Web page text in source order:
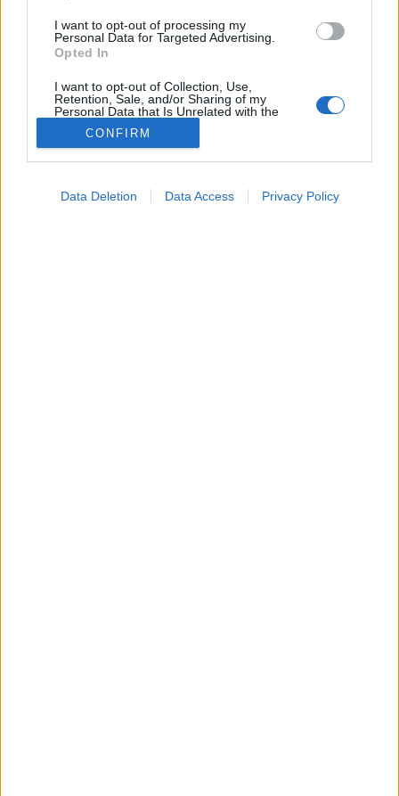
I want to opt-out of processing my
Personal Data for Targeted Advertising.
Opted In
I want to opt-out of Collection, Use,
Retention, Sale, and/or Sharing of my
Personal Data that Is Unrelated with the
Purposes for which it was collected.
Opted Out
CONFIRM
Data Deletion Data Access Privacy Policy
2026. július 08. 13:54
Küldés Küldés Messengeren